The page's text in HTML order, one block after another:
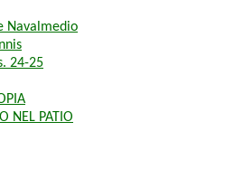
Navalmedio
24-25
NEL PATIO